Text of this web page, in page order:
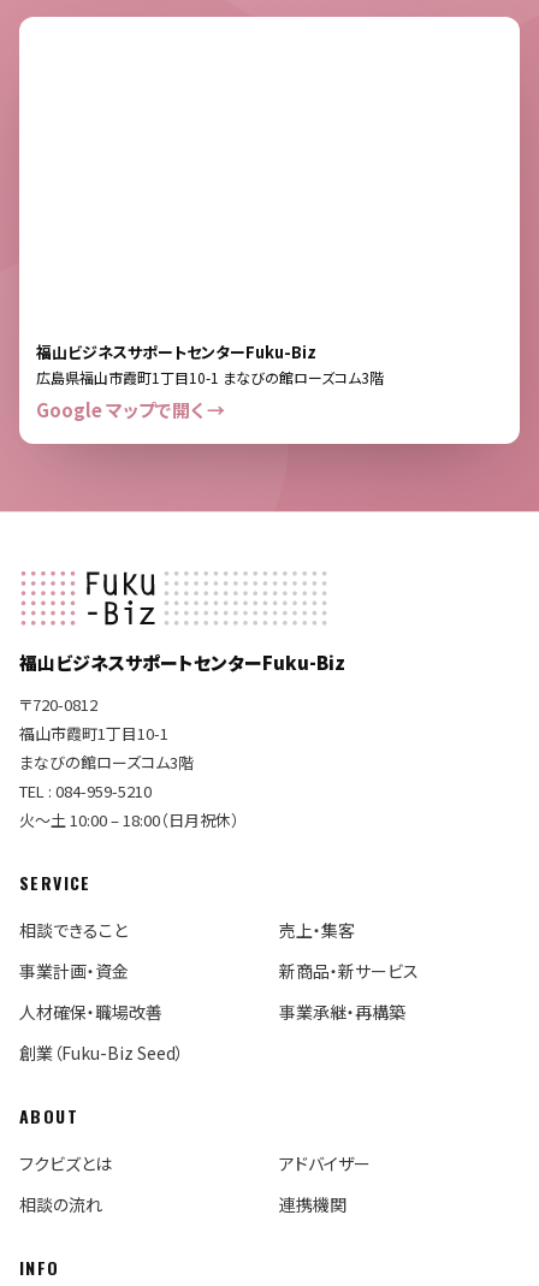
福山ビジネスサポートセンターFuku-Biz
広島県福山市霞町1丁目10-1 まなびの館ローズコム3階
Google マップで開く →
福山ビジネスサポートセンターFuku-Biz
〒720-0812
福山市霞町1丁目10-1
まなびの館ローズコム3階
TEL : 084-959-5210
火〜土 10:00 – 18:00（日月祝休）
SERVICE
相談できること
売上・集客
事業計画・資金
新商品・新サービス
人材確保・職場改善
事業承継・再構築
創業（Fuku-Biz Seed）
ABOUT
フクビズとは
アドバイザー
相談の流れ
連携機関
INFO